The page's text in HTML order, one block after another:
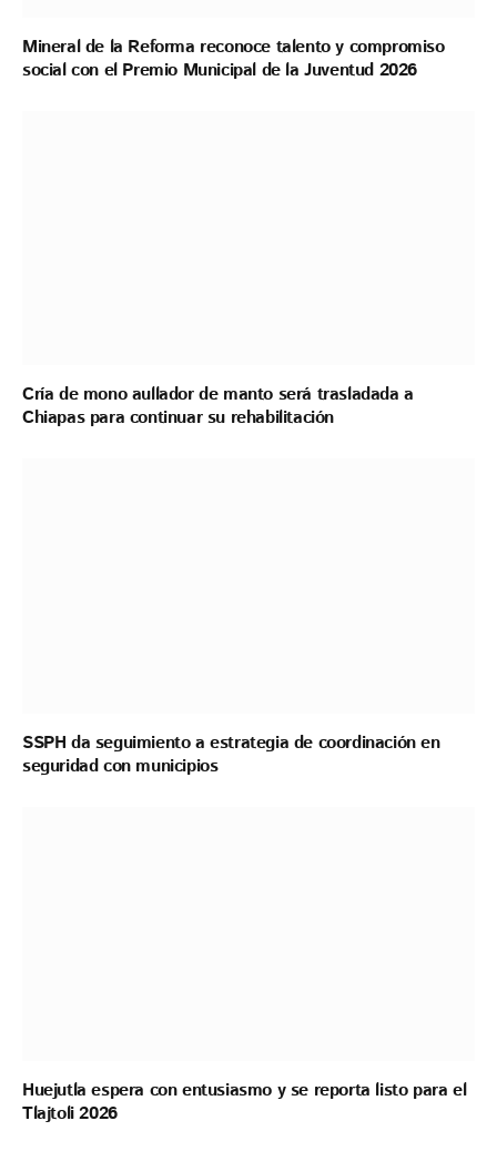
Mineral de la Reforma reconoce talento y compromiso
social con el Premio Municipal de la Juventud 2026
Cría de mono aullador de manto será trasladada a
Chiapas para continuar su rehabilitación
SSPH da seguimiento a estrategia de coordinación en
seguridad con municipios
Huejutla espera con entusiasmo y se reporta listo para el
Tlajtoli 2026